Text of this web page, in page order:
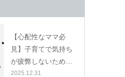
【心配性なママ必
見】子育てで気持ち
が疲弊しないため…
2025.12.31